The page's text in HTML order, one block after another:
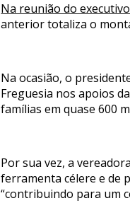
Na reunião do
anterior totaliza o
Na ocasião, o
Freguesia nos apoios
famílias em quase 600
Por sua vez, a
ferramenta célere e de
“contribuindo para um